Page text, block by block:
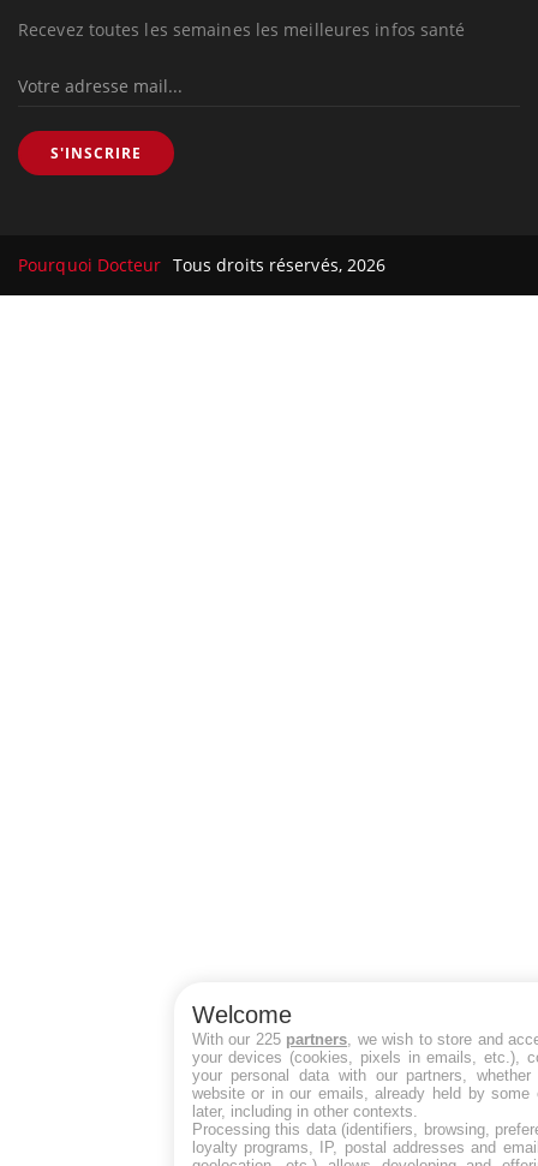
Recevez toutes les semaines les meilleures infos santé
S'INSCRIRE
Pourquoi Docteur Tous droits réservés, 2026
Welcome
With our 225 partners , we wish to store and
your devices (cookies, pixels in emails, etc.),
your personal data with our partners,
website or in our emails, already held by some
later, including in other contexts.
Processing this data (identifiers, browsing,
loyalty programs, IP, postal addresses and